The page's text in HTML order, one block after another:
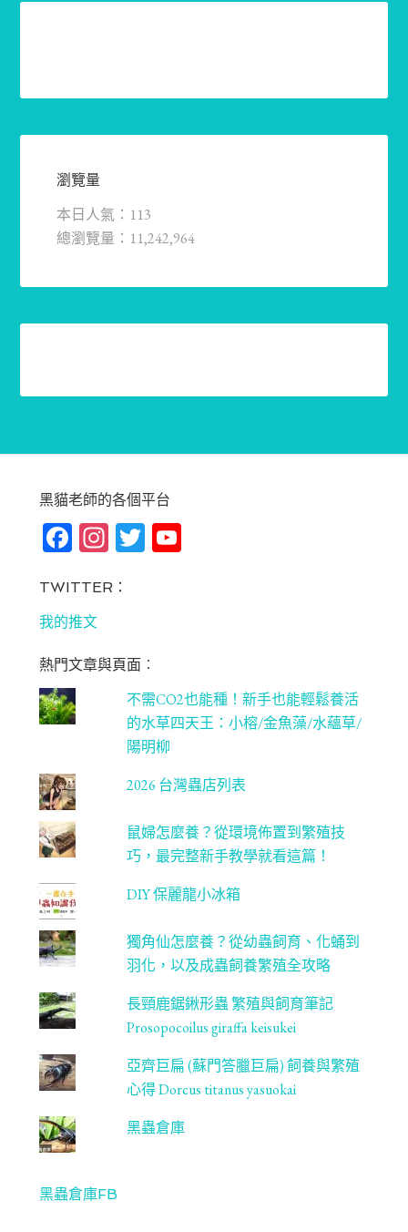
瀏覽量
本日人氣：113
總瀏覽量：11,242,964
黑貓老師的各個平台
Fa
bo
ok
In
ag
m
T Yo
C
ha
n
ne
l
TWITTER：
我的推文
熱門文章與頁面︰
不需CO2也能種！新手也能輕鬆養活
的水草四天王：小榕/金魚藻/水蘊草/
陽明柳
2026 台灣蟲店列表
鼠婦怎麼養？從環境佈置到繁殖技
巧，最完整新手教學就看這篇！
DIY 保麗龍小冰箱
獨角仙怎麼養？從幼蟲飼育、化蛹到
羽化，以及成蟲飼養繁殖全攻略
長頸鹿鋸鍬形蟲 繁殖與飼育筆記
Prosopocoilus giraffa keisukei
亞齊巨扁 (蘇門答臘巨扁) 飼養與繁殖
心得 Dorcus titanus yasuokai
黑蟲倉庫
黑蟲倉庫FB